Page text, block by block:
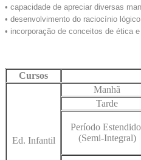
• capacidade de apreciar diversas
• desenvolvimento do raciocínio
• incorporação de conceitos de ética e
Cursos
Ed. Infantil
Manhã
Tarde
Período Estendido
(Semi-Integral)